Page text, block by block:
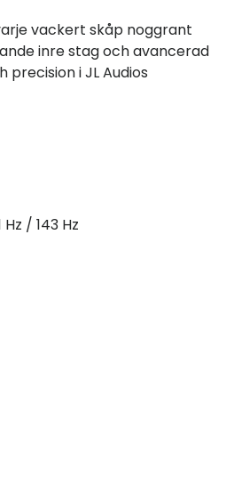
vackert skåp noggrant
inre stag och avancerad
i JL Audios
/ 143 Hz